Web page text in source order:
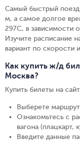
Самый быстрый поезд
м, а самое долгое
297С, в зависимости
Изучите расписание
вариант по скорости
Как купить ж/д
Москва?
Купить билеты на
Выберете
Ознакомьтесь с
вагона (плацкарт,
Введите данные